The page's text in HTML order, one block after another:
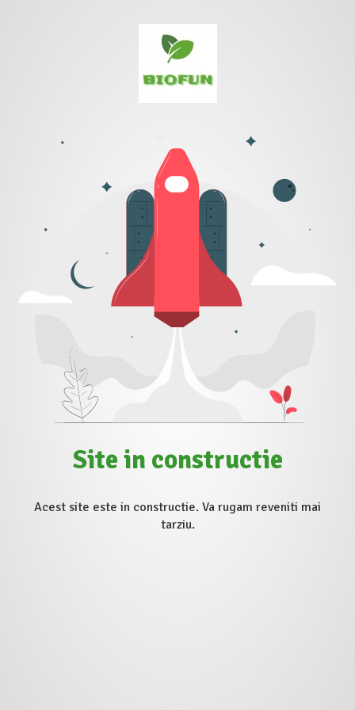
Site in constructie
Acest site este in constructie. Va rugam reveniti mai
tarziu.